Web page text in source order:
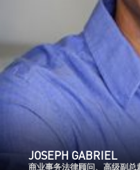
JOSEPH GABRIEL
商业事务法律顾问、高级副总